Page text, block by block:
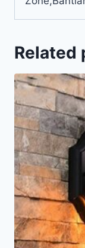
Related